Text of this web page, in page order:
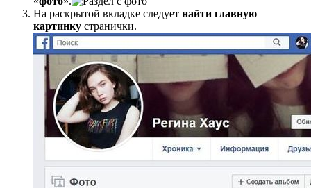
На раскрытой вкладке следует найти главную
картинку странички.